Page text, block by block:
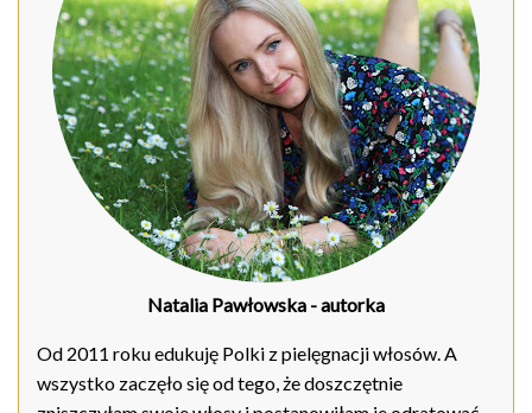
Natalia Pawłowska - autorka
Od 2011 roku edukuję Polki z pielęgnacji włosów. A
wszystko zaczęło się od tego, że doszczętnie